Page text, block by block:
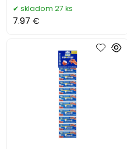
skladom 27 ks
7.97 €